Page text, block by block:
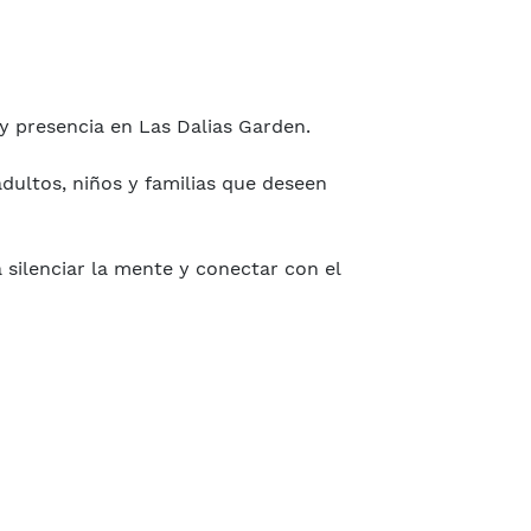
en Las Dalias Garden.
niños y familias que deseen
silenciar la mente y conectar con el